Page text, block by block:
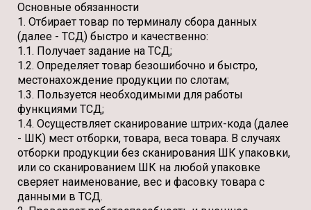
Основные обязанности
1. Отбирает товар по терминалу сбора данных
(далее - ТСД) быстро и качественно:
1.1. Получает задание на ТСД;
1.2. Определяет товар безошибочно и быстро,
местонахождение продукции по слотам;
1.3. Пользуется необходимыми для работы
функциями ТСД;
1.4. Осуществляет сканирование штрих-кода (далее
- ШК) мест отборки, товара, веса товара. В случаях
отборки продукции без сканирования ШК упаковки,
или со сканированием ШК на любой упаковке
сверяет наименование, вес и фасовку товара с
данными в ТСД.